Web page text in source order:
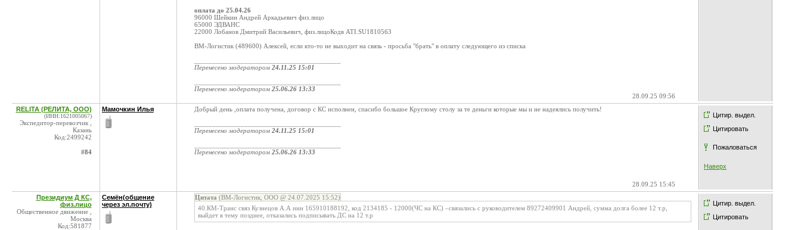
оплата до 25.04.26
96000 Шейкин Андрей Аркадьевич физ.лицо
65000 ЭДВАНС
22000 Лобанов Дмитрий Васильевич, физ.лицоКодв ATI.SU1810563
ВМ-Логистик (489600) Алексей, если кто-то не выходит на связь - просьба "брать" в оплату следующего из списка
Перенесено модератором 24.11.25 15:01
Перенесено модератором 25.06.26 13:33
28.09.25 09:56
Цитир. выдел.
Цитировать
Пожаловаться
Наверх
RELITA (РЕЛИТА, ООО)
(ИНН:1621005067)
Экспедитор-перевозчик ,
Казань
Код:2499242
#84
Мамочкин Илья
Добрый день ,оплата получена, договор с КС исполнен, спасибо большое Круглому столу за те деньги которые мы и не надеялись получить!
Перенесено модератором 24.11.25 15:01
Перенесено модератором 25.06.26 13:33
28.09.25 15:45
Цитир. выдел.
Цитировать
Президиум Д КС,
физ.лицо
Общественное движение ,
Москва
Код:581877
Семён(общение
через эл.почту)
Цитата (ВМ-Логистик, ООО @ 24.07.2025 15:52)
40.КМ-Транс связ Кузнецов А.А инн 165910188192, код 2134185 - 12000(ЧС на КС) –связались с руководителем 89272409901 Андрей, сумма долга более 12 т.р,
выйдет в тему позднее, отказались подписывать ДС на 12 т.р